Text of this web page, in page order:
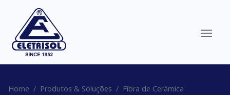
Home Produtos & Soluções Fibra de Cerâmica